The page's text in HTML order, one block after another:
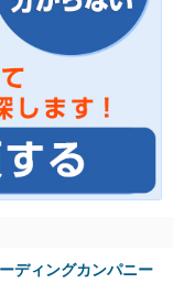
ディングカンパニー